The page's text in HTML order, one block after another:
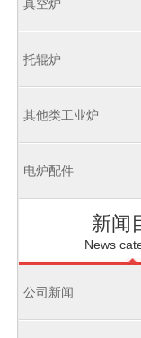
真空炉
托辊炉
其他类工业炉
电炉配件
新闻
News
公司新闻